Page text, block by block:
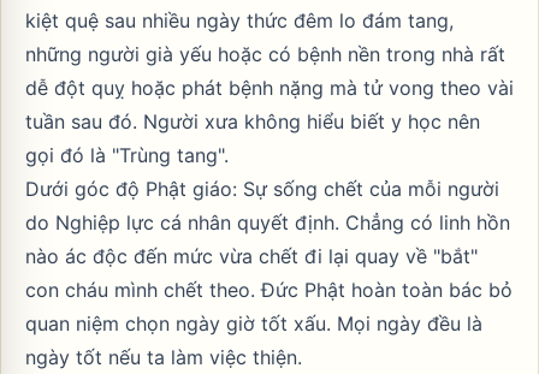
kiệt quệ sau nhiều ngày thức đêm lo đám tang,
những người già yếu hoặc có bệnh nền trong nhà rất
dễ đột quỵ hoặc phát bệnh nặng mà tử vong theo vài
tuần sau đó. Người xưa không hiểu biết y học nên
gọi đó là "Trùng tang".
Dưới góc độ Phật giáo: Sự sống chết của mỗi người
do Nghiệp lực cá nhân quyết định. Chẳng có linh hồn
nào ác độc đến mức vừa chết đi lại quay về "bắt"
con cháu mình chết theo. Đức Phật hoàn toàn bác bỏ
quan niệm chọn ngày giờ tốt xấu. Mọi ngày đều là
ngày tốt nếu ta làm việc thiện.